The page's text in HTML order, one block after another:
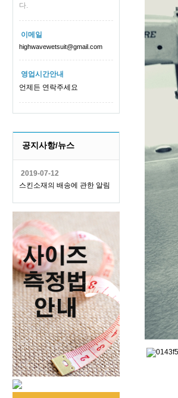
다.
이메일
highwavewetsuit@gmail.com
영업시간안내
언제든 연락주세요
공지사항/뉴스
2019-07-12
스킨소재의 배송에 관한 알림